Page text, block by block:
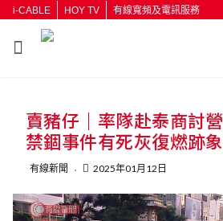
i-CABLE HOY TV 有線寬頻及電訊服務
按輸入鍵開始搜尋
賣豬仔｜率隊赴泰商討
禁錮事件有死灰復燃跡象
有線新聞 2025年01月12日